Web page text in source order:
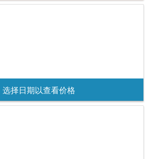
选择日期以查看价格